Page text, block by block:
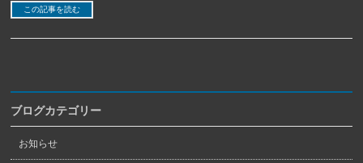
この記事を読む
ブログカテゴリー
お知らせ